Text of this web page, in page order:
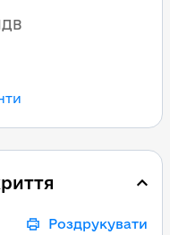
Роздрукувати